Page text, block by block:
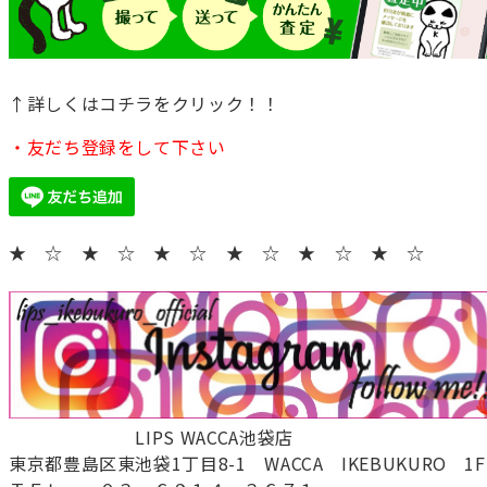
↑詳しくはコチラをクリック！！
・友だち登録をして下さい
★ ☆ ★ ☆ ★ ☆ ★ ☆ ★ ☆ ★ ☆
LIPS WACCA池袋店
東京都豊島区東池袋1丁目8-1 WACCA IKEBUKURO